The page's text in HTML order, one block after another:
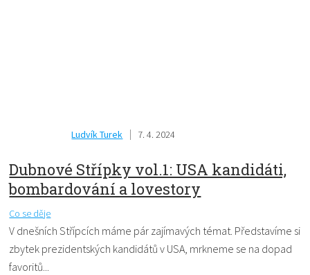
Ludvík Turek 7. 4. 2024
Dubnové Střípky vol.1: USA kandidáti,
bombardování a lovestory
Co se děje
V dnešních Střípcích máme pár zajímavých témat. Představíme si
zbytek prezidentských kandidátů v USA, mrkneme se na dopad
favoritů...